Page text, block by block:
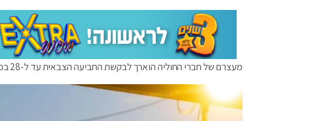
מעצרם של חברי החוליה הוארך לבקשת התביעה הצבאית עד ל-28 בפברואר 2021 לצורך הגשת כתב אישום.